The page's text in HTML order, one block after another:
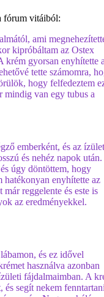
fórum vitáiból:
ami
kipróbáltam az Ostex
krém gyorsan enyhítette
tette számomra,
hogy felfedeztem
mindig van egy tubus a
emberként, és az
és nehéz napok
úgy döntöttem, hogy
hatékonyan enyhítette az
reggelente és este is
az eredményekkel.
és ez idővel
használva azonban
fájdalmaimban. A
és segít nekem